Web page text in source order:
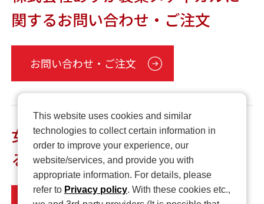
関するお問い合わせ・ご注文
お問い合わせ・ご注文
女性のための健康ラボMintに関す
るお問い合わせ
This website uses cookies and similar
technologies to collect certain information in
order to improve your experience, our
website/services, and provide you with
appropriate information. For details, please
refer to Privacy policy. With these cookies etc.,